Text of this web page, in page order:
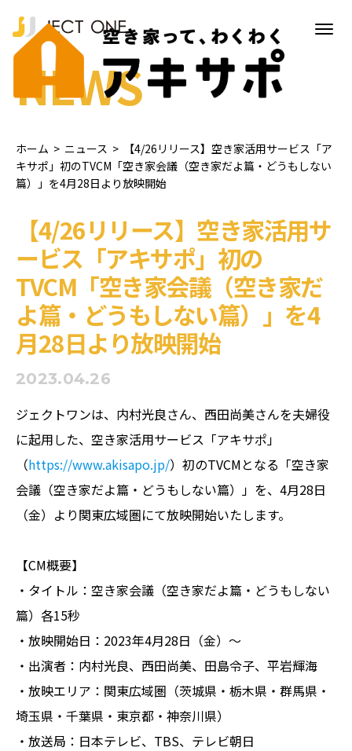
NEWS
ホーム > ニュース >
【4/26リリース】空き家活用サービス「ア
キサポ」初のTVCM「空き家会議（空き家だよ篇・どうもしない
篇）」を4月28日より放映開始
【4/26リリース】空き家活用サ
ービス「アキサポ」初の
TVCM「空き家会議（空き家だ
よ篇・どうもしない篇）」を4
月28日より放映開始
2023.04.26
ジェクトワンは、内村光良さん、西田尚美さんを夫婦役
に起用した、空き家活用サービス「アキサポ」
（https://www.akisapo.jp/）初のTVCMとなる「空き家
会議（空き家だよ篇・どうもしない篇）」を、4月28日
（金）より関東広域圏にて放映開始いたします。
【CM概要】
・タイトル：空き家会議（空き家だよ篇・どうもしない
篇）各15秒
・放映開始日：2023年4月28日（金）～
・出演者：内村光良、西田尚美、田島令子、平岩輝海
・放映エリア：関東広域圏（茨城県・栃木県・群馬県・
埼玉県・千葉県・東京都・神奈川県）
・放送局：日本テレビ、TBS、テレビ朝日